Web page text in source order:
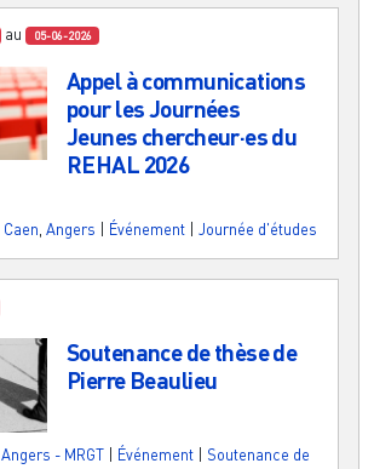
au 05-06-2026
Appel à communications
pour les Journées
Jeunes chercheur·es du
REHAL 2026
Caen, Angers Événement Journée d'études
Soutenance de thèse de
Pierre Beaulieu
Angers - MRGT Événement Soutenance de